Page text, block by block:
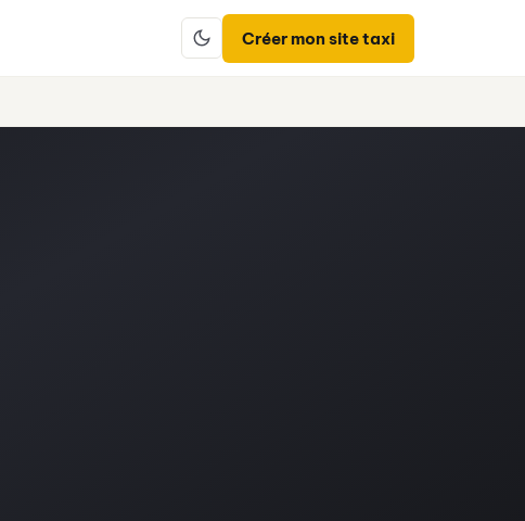
Créer mon site taxi